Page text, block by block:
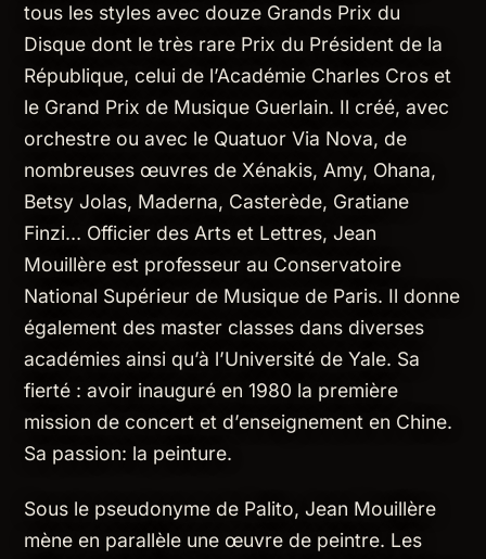
tous les styles avec douze Grands Prix du
Disque dont le très rare Prix du Président de la
République, celui de l’Académie Charles Cros et
le Grand Prix de Musique Guerlain. Il créé, avec
orchestre ou avec le Quatuor Via Nova, de
nombreuses œuvres de Xénakis, Amy, Ohana,
Betsy Jolas, Maderna, Casterède, Gratiane
Finzi… Officier des Arts et Lettres, Jean
Mouillère est professeur au Conservatoire
National Supérieur de Musique de Paris. Il donne
également des master classes dans diverses
académies ainsi qu’à l’Université de Yale. Sa
fierté : avoir inauguré en 1980 la première
mission de concert et d’enseignement en Chine.
Sa passion: la peinture.
Sous le pseudonyme de Palito, Jean Mouillère
mène en parallèle une œuvre de peintre. Les